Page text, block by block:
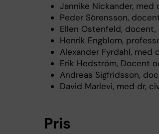
Jannike Nickander, med
Peder Sörensson,
Ellen Ostenfeld, docent,
Henrik Engblom,
Alexander Fyrdahl, med
Erik Hedström, Docent
Andreas Sigfridsson,
David Marlevi, med dr,
Pris